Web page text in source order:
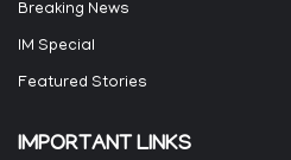
Breaking News
IM Special
Featured Stories
IMPORTANT LINKS